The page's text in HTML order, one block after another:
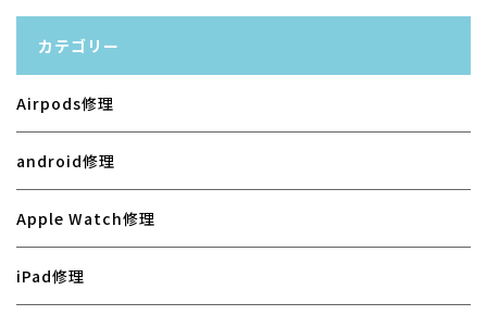
カテゴリー
Airpods修理
android修理
Apple Watch修理
iPad修理